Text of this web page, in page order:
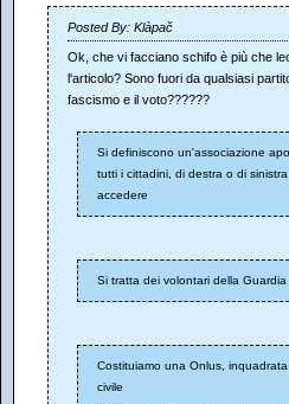
Posted By: Klàpač
Ok, che vi facciano schifo è più che
l'articolo? Sono fuori da qualsiasi
fascismo e il voto??????
Si definiscono un'associazione
tutti i cittadini, di destra o di
accedere
Si tratta dei volontari della
Costituiamo una Onlus,
civile